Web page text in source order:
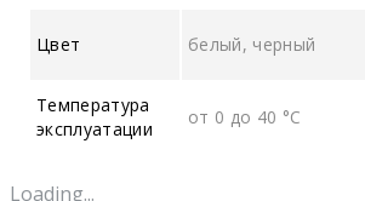
Цвет белый, черный
Температура
эксплуатации
от 0 до 40 °C
Loading...